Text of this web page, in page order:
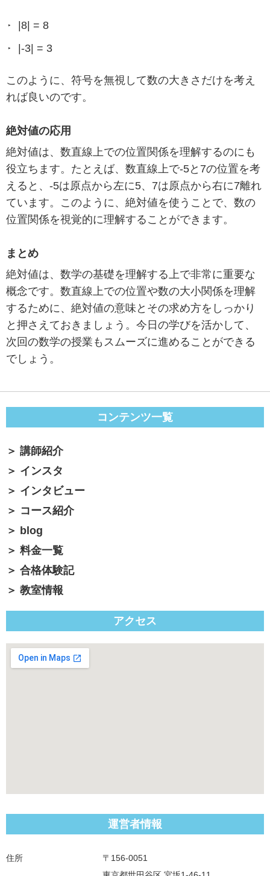
|8| = 8
|-3| = 3
このように、符号を無視して数の大きさだけを考え
れば良いのです。
絶対値の応用
絶対値は、数直線上での位置関係を理解するのにも
役立ちます。たとえば、数直線上で-5と7の位置を考
えると、-5は原点から左に5、7は原点から右に7離れ
ています。このように、絶対値を使うことで、数の
位置関係を視覚的に理解することができます。
まとめ
絶対値は、数学の基礎を理解する上で非常に重要な
概念です。数直線上での位置や数の大小関係を理解
するために、絶対値の意味とその求め方をしっかり
と押さえておきましょう。今日の学びを活かして、
次回の数学の授業もスムーズに進めることができる
でしょう。
コンテンツ一覧
講師紹介
インスタ
インタビュー
コース紹介
blog
料金一覧
合格体験記
教室情報
アクセス
運営者情報
住所
〒156-0051